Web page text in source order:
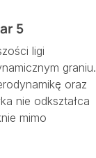
5
ligi
graniu.
oraz
nie odkształca
mimo